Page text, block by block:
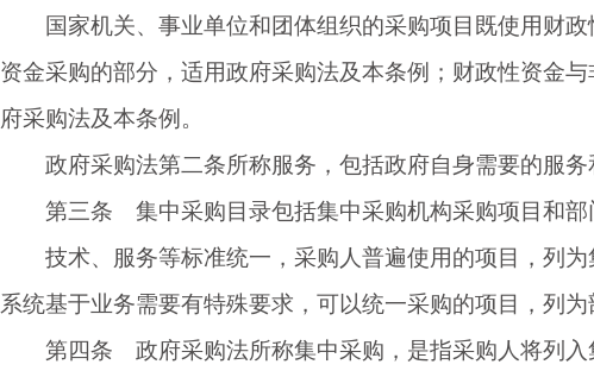
国家机关、事业单位和团体组织的采购项目既使用财政
资金采购的部分，适用政府采购法及本条例；财政性资金
府采购法及本条例。
政府采购法第二条所称服务，包括政府自身需要的服务
第三条 集中采购目录包括集中采购机构采购项目和部
技术、服务等标准统一，采购人普遍使用的项目，列为
系统基于业务需要有特殊要求，可以统一采购的项目，列为
第四条 政府采购法所称集中采购，是指采购人将列入